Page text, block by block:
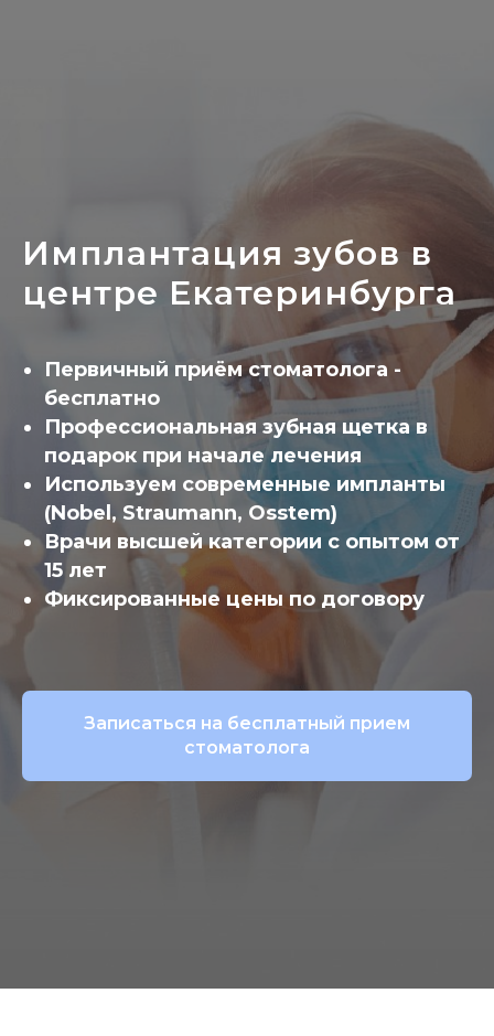
Имплантация зубов в
центре Екатеринбурга
Первичный приём стоматолога -
бесплатно
Профессиональная зубная щетка в
подарок при начале лечения
Используем современные импланты
(Nobel, Straumann, Osstem)
Врачи высшей категории с опытом от
15 лет
Фиксированные цены по договору
Записаться на бесплатный прием
стоматолога